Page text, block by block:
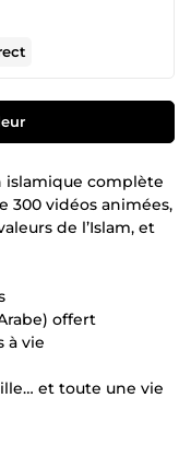
islamique complète
300 vidéos animées,
de l’Islam, et
offert
à vie
et toute une vie